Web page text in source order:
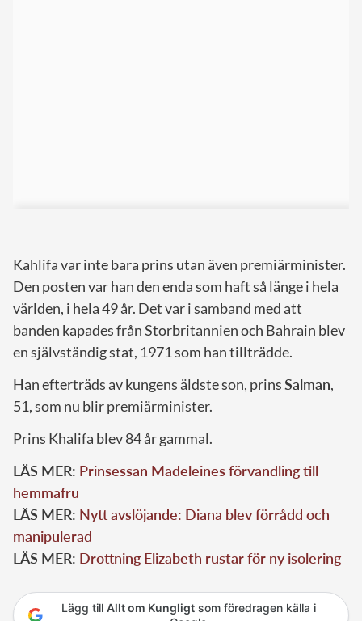
Kahlifa var inte bara prins utan även premiärminister.
Den posten var han den enda som haft så länge i hela
världen, i hela 49 år. Det var i samband med att
banden kapades från Storbritannien och Bahrain blev
en självständig stat, 1971 som han tillträdde.
Han efterträds av kungens äldste son, prinsSalman,
51, som nu blir premiärminister.
Prins Khalifa blev 84 år gammal.
LÄS MER: Prinsessan Madeleines förvandling till
hemmafru
LÄS MER: Nytt avslöjande: Diana blev förrådd och
manipulerad
LÄS MER: Drottning Elizabeth rustar för ny isolering
Lägg till Allt om Kungligtsom föredragen källa i